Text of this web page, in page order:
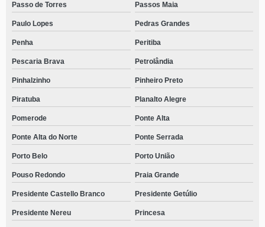
Passo de Torres Passos Maia
Paulo Lopes Pedras Grandes
Penha Peritiba
Pescaria Brava Petrolândia
Pinhalzinho Pinheiro Preto
Piratuba Planalto Alegre
Pomerode Ponte Alta
Ponte Alta do Norte Ponte Serrada
Porto Belo Porto União
Pouso Redondo Praia Grande
Presidente Castello Branco Presidente Getúlio
Presidente Nereu Princesa